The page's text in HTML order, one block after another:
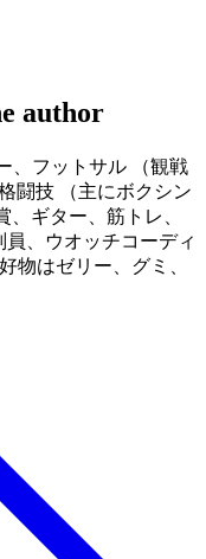
author
、フットサル （観戦
闘技 （主にボクシン
ギター、筋トレ、
、ウオッチコーディ
物はゼリー、グミ、